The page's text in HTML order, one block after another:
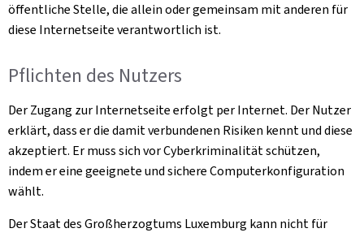
öffentliche Stelle, die allein oder gemeinsam mit anderen für
diese Internetseite verantwortlich ist.
Pflichten des Nutzers
Der Zugang zur Internetseite erfolgt per Internet. Der Nutzer
erklärt, dass er die damit verbundenen Risiken kennt und diese
akzeptiert. Er muss sich vor Cyberkriminalität schützen,
indem er eine geeignete und sichere Computerkonfiguration
wählt.
Der Staat des Großherzogtums Luxemburg kann nicht für